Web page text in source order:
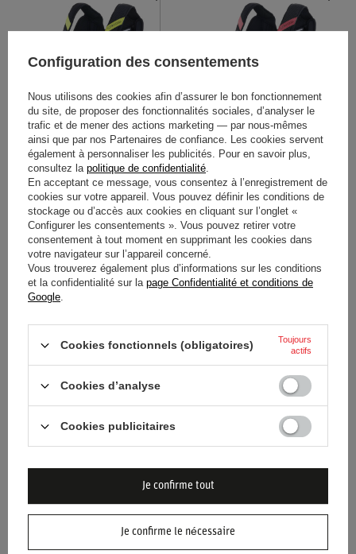
PROTÈGE-CÔTES ENFANT
ALPINESTARS NOIR-JAUNE
142,50 €
PROTÈGE-CÔTES
ALPINESTARS BIONIC NOIR-
ROUGE
162,80 €
PROTÈGE-CÔTES
ALPINESTARS BIONIC NOIR-
JAUNE
PROTÈGE-CÔTES STILO
Configuration des consentements
Nous utilisons des cookies afin d’assurer le bon fonctionnement
du site, de proposer des fonctionnalités sociales, d’analyser le
trafic et de mener des actions marketing — par nous-mêmes
ainsi que par nos Partenaires de confiance. Les cookies servent
également à personnaliser les publicités. Pour en savoir plus,
consultez la politique de confidentialité.
En acceptant ce message, vous consentez à l’enregistrement de
cookies sur votre appareil. Vous pouvez définir les conditions de
stockage ou d’accès aux cookies en cliquant sur l’onglet «
Configurer les consentements ». Vous pouvez retirer votre
consentement à tout moment en supprimant les cookies dans
votre navigateur sur l’appareil concerné.
Vous trouverez également plus d’informations sur les conditions
et la confidentialité sur la page Confidentialité et conditions de
Google.
Cookies fonctionnels (obligatoires)
Toujours
actifs
Cookies d’analyse
Cookies publicitaires
Je confirme le nécessaire
Je confirme tout